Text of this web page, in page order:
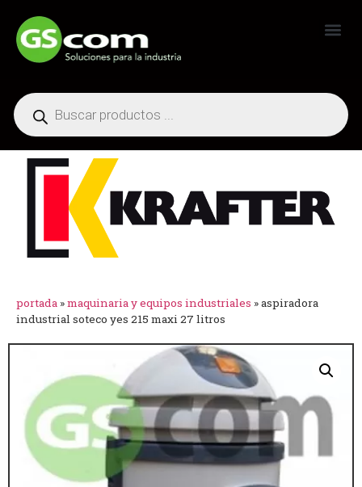
portada »maquinaria y equipos industriales »aspiradora
industrial soteco yes 215 maxi 27 litros